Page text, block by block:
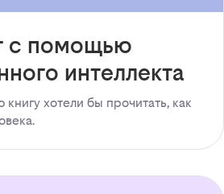
с помощью
интеллекта
хотели бы прочитать, как